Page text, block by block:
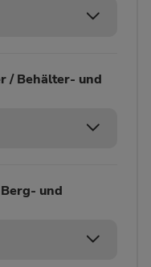
/ Behälter- und
und